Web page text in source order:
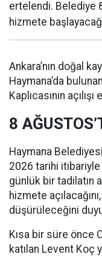
ertelendi. Belediye
hizmete
Ankara’nın doğal
Haymana’da
Kaplıcasının
8
Haymana
2026 tarihi
günlük bir tadilatın
hizmete
düşürüleceğini
Kısa bir süre önce
katılan Levent Koç